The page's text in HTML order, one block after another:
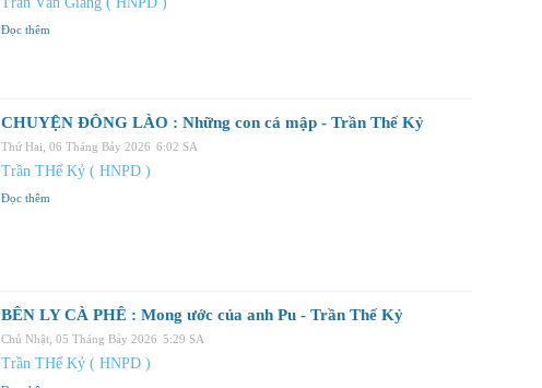
Đọc thêm
CHUYỆN ĐÔNG LÀO : Những con cá mập - Trần Thế Kỷ
Thứ Hai, 06 Tháng Bảy 2026 6:02 SA
Trần THế Kỷ ( HNPD )
Đọc thêm
BÊN LY CÀ PHÊ : Mong ước của anh Pu - Trần Thế Kỷ
Chủ Nhật, 05 Tháng Bảy 2026 5:29 SA
Trần THế Kỷ ( HNPD )